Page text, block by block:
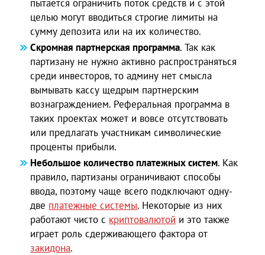
пытается ограничить поток средств и с этой
целью могут вводиться строгие лимиты на
сумму депозита или на их количество.
Скромная партнерская программа. Так как
партизану не нужно активно распространяться
среди инвесторов, то админу нет смысла
вымывать кассу щедрым партнерским
вознаграждением. Реферальная программа в
таких проектах может и вовсе отсутствовать
или предлагать участникам символические
проценты прибыли.
Небольшое количество платежных систем. Как
правило, партизаны ограничивают способы
ввода, поэтому чаще всего подключают одну-
две платежные системы. Некоторые из них
работают чисто с криптовалютой и это также
играет роль сдерживающего фактора от
закидона.